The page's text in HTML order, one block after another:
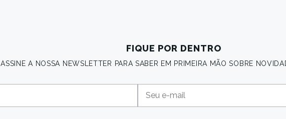
FIQUE POR DENTRO
ASSINE A NOSSA NEWSLETTER PARA SABER EM PRIMEIRA MÃO SOBRE